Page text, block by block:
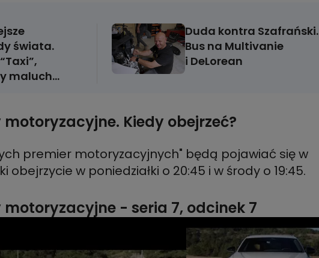
świata.
maluch
Duda kontra Szafrański.
Bus na Multivanie
i DeLorean
Kiedy obejrzeć?
premier motoryzacyjnych" będą pojawiać się w
- seria 7, odcinek 7